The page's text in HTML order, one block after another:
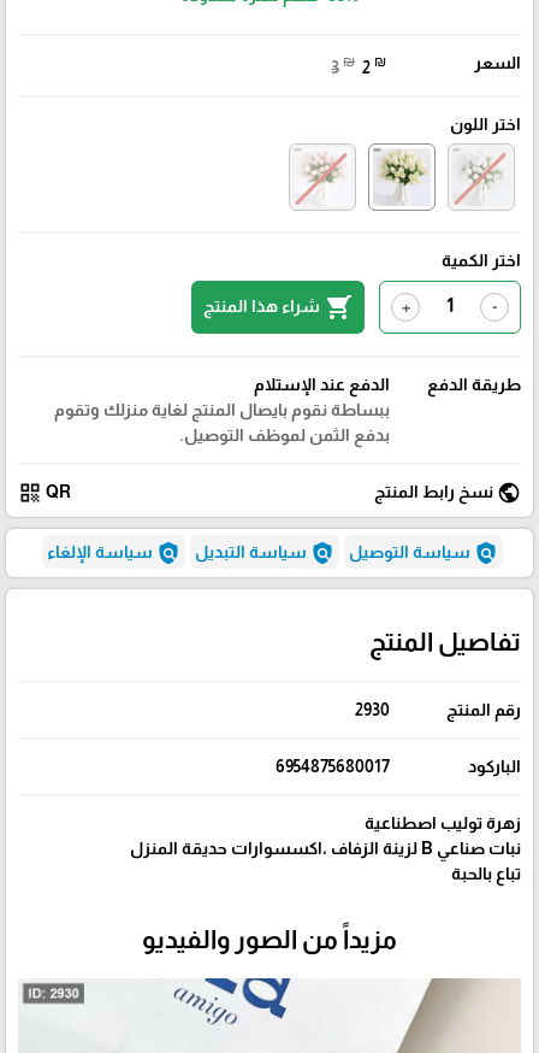
السعر 3 ₪ 2 ₪
اختر اللون
اختر الكمية
-
+
shopping_cart شراء هذا المنتج
طريقة الدفع
الدفع عند الإستلام
ببساطة نقوم بايصال المنتج لغاية منزلك وتقوم
بدفع الثمن لموظف التوصيل.
public نسخ رابط المنتج QR
qr_code
policy سياسة التوصيل policy سياسة التبديل policy سياسة الإلغاء
تفاصيل المنتج
رقم المنتج 2930
الباركود
زهرة توليب اصطناعية
نبات صناعي B لزينة الزفاف ،اكسسوارات حديقة المنزل
تباع بالحبة
مزيداً من الصور والفيديو